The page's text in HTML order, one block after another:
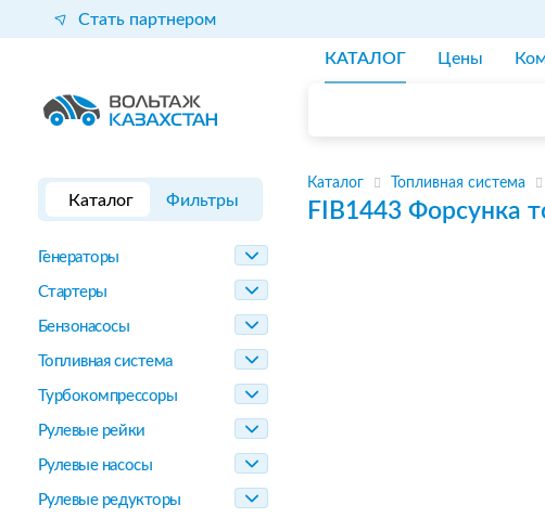
Стать партнером
КАТАЛОГ Цены
Каталог Фильтры
Генераторы
Стартеры
Бензонасосы
Топливная система
Турбокомпрессоры
Рулевые рейки
Рулевые насосы
Рулевые редукторы
Каталог Топливная система
FIB1443 Форсунка